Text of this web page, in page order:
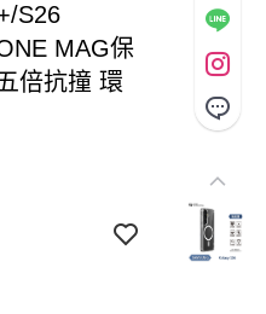
S26
MAG保
倍抗撞 環